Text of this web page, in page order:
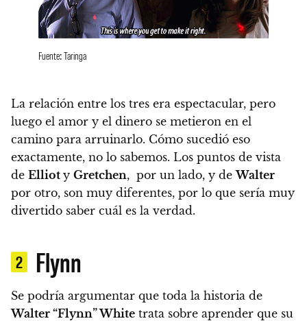
Fuente: Taringa
La relación entre los tres era espectacular, pero
luego el amor y el dinero se metieron en el
camino para arruinarlo. Cómo sucedió eso
exactamente, no lo sabemos. Los puntos de vista
de Elliot y Gretchen, por un lado, y deWalter
por otro, son muy diferentes, por lo que sería muy
divertido saber cuál es la verdad.
2 Flynn
Se podría argumentar que toda la historia de
Walter “Flynn” White trata sobre aprender que su